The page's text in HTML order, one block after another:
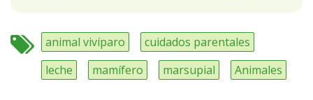
animal vivíparo
cuidados parentales
leche
mamífero marsupial Animales